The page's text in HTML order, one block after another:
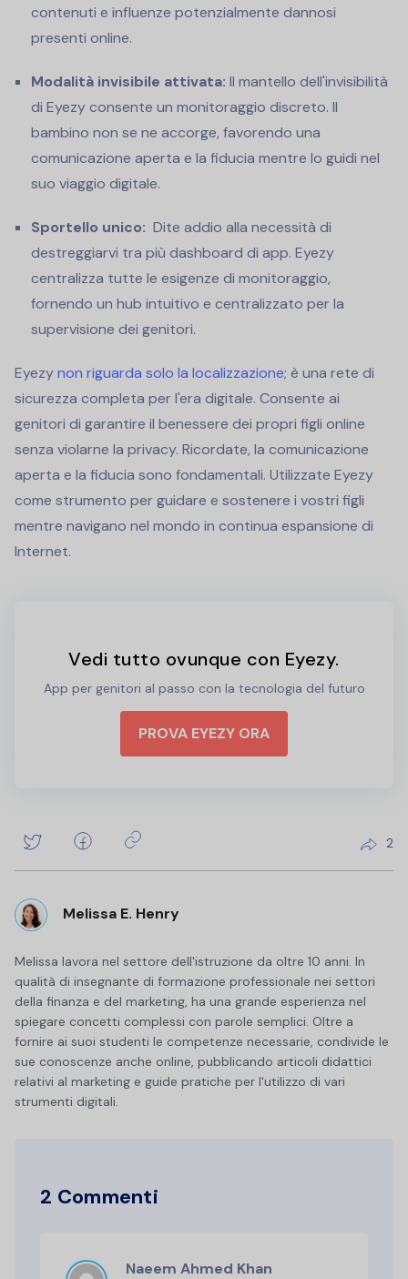
contenuti e influenze potenzialmente dannosi
presenti online.
Modalità invisibile attivata: Il mantello dell'invisibilità
di Eyezy consente un monitoraggio discreto. Il
bambino non se ne accorge, favorendo una
comunicazione aperta e la fiducia mentre lo guidi nel
suo viaggio digitale.
Sportello unico: Dite addio alla necessità di
destreggiarvi tra più dashboard di app. Eyezy
centralizza tutte le esigenze di monitoraggio,
fornendo un hub intuitivo e centralizzato per la
supervisione dei genitori.
Eyezynon riguarda solo la localizzazione; è una rete di
sicurezza completa per l'era digitale. Consente ai
genitori di garantire il benessere dei propri figli online
senza violarne la privacy. Ricordate, la comunicazione
aperta e la fiducia sono fondamentali. Utilizzate Eyezy
come strumento per guidare e sostenere i vostri figli
mentre navigano nel mondo in continua espansione di
Internet.
Vedi tutto ovunque con Eyezy.
App per genitori al passo con la tecnologia del futuro
PROVA EYEZY ORA
2
Melissa E. Henry
Melissa lavora nel settore dell'istruzione da oltre 10 anni. In
qualità di insegnante di formazione professionale nei settori
della finanza e del marketing, ha una grande esperienza nel
spiegare concetti complessi con parole semplici. Oltre a
fornire ai suoi studenti le competenze necessarie, condivide le
sue conoscenze anche online, pubblicando articoli didattici
relativi al marketing e guide pratiche per l'utilizzo di vari
strumenti digitali.
2 Commenti
Naeem Ahmed Khan